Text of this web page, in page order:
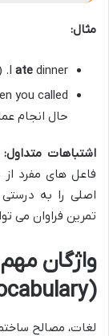
مثال:
I ate dinner. (گذشته ساده: عمل خوردن تمام شد.)
حال انجام
اشتباهات متداول:
تمرین فراوان می
(Vocabulary)
لغات، مصالح